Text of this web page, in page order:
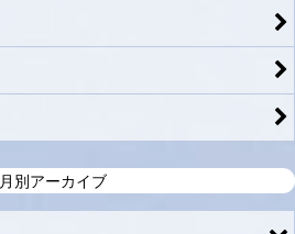
月別アーカイブ